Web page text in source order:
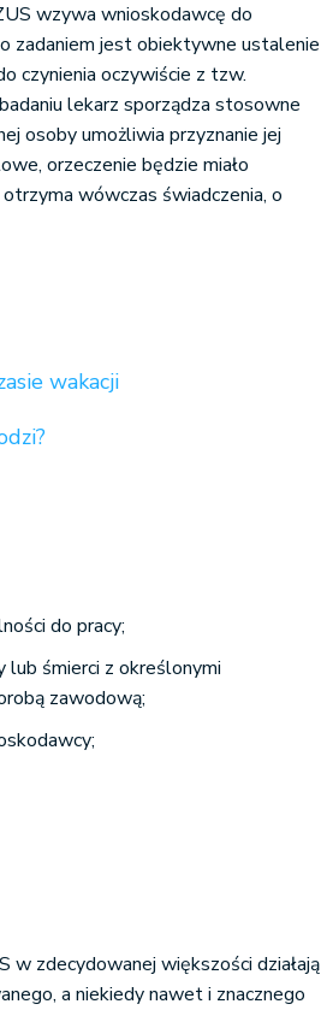
wzywa wnioskodawcę do
zadaniem jest obiektywne ustalenie
czynienia oczywiście z tzw.
lekarz sporządza stosowne
osoby umożliwia przyznanie jej
orzeczenie będzie miało
wówczas świadczenia, o
wakacji
do pracy;
lub śmierci z określonymi
zawodową;
zdecydowanej większości działają
a niekiedy nawet i znacznego